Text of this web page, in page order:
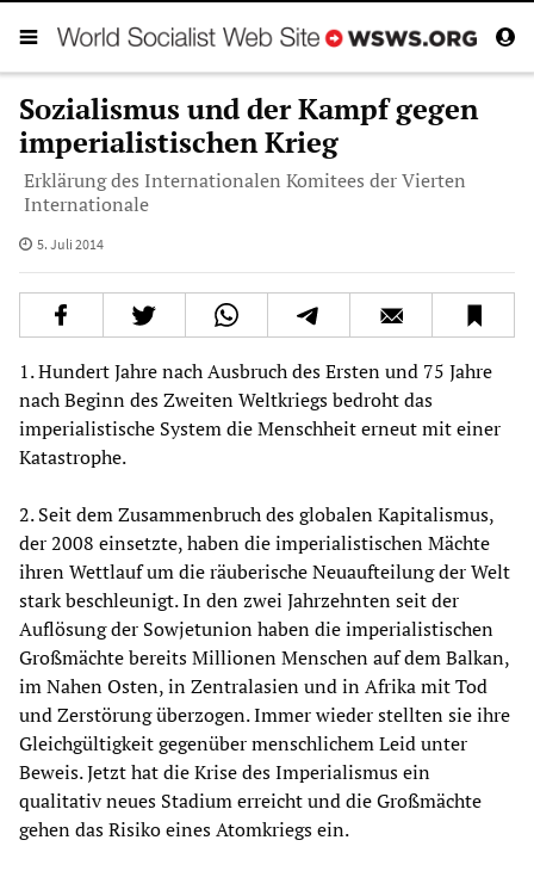
Sozialismus und der Kampf gegen
imperialistischen Krieg
Erklärung des Internationalen Komitees der Vierten
Internationale
5. Juli 2014
1. Hundert Jahre nach Ausbruch des Ersten und 75 Jahre
nach Beginn des Zweiten Weltkriegs bedroht das
imperialistische System die Menschheit erneut mit einer
Katastrophe.
2. Seit dem Zusammenbruch des globalen Kapitalismus,
der 2008 einsetzte, haben die imperialistischen Mächte
ihren Wettlauf um die räuberische Neuaufteilung der Welt
stark beschleunigt. In den zwei Jahrzehnten seit der
Auflösung der Sowjetunion haben die imperialistischen
Großmächte bereits Millionen Menschen auf dem Balkan,
im Nahen Osten, in Zentralasien und in Afrika mit Tod
und Zerstörung überzogen. Immer wieder stellten sie ihre
Gleichgültigkeit gegenüber menschlichem Leid unter
Beweis. Jetzt hat die Krise des Imperialismus ein
qualitativ neues Stadium erreicht und die Großmächte
gehen das Risiko eines Atomkriegs ein.